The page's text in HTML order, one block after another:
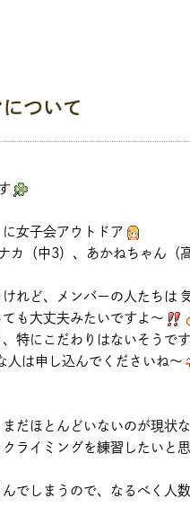
ついて
に女子会アウトドア
カ（中3）、あかねちゃん（
れど、メンバーの人たちは
も大丈夫みたいですよ～
特にこだわりはないそうです
人は申し込んでくださいね～
だほとんどいないのが現状な
ライミングを練習したいと
でしまうので、なるべく人